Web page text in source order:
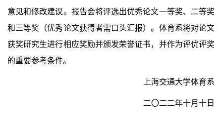
意见和修改建议。报告会将评选出优秀论文一等奖、二等奖
和三等奖（优秀论文获得者需口头汇报）。体育系将对论文
获奖研究生进行相应奖励并颁发荣誉证书，并作为评优评奖
的重要参考条件。
上海交通大学体育系
二〇二二年十月十日